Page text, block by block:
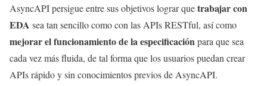
AsyncAPI persigue entre sus objetivos lograr quetrabajar con
EDA sea tan sencillo como con las APIs RESTful, así como
mejorar el funcionamiento de la especificación para que sea
cada vez más fluida, de tal forma que los usuarios puedan crear
APIs rápido y sin conocimientos previos de AsyncAPI.